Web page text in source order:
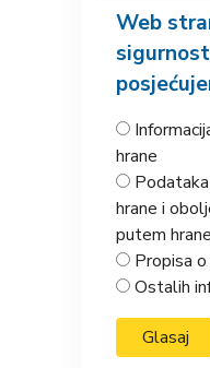
Web
hrane
hrane i
putem hrane
Propisa o
Ostalih